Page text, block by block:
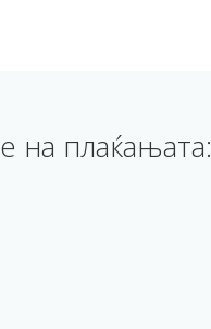
на плаќањата: